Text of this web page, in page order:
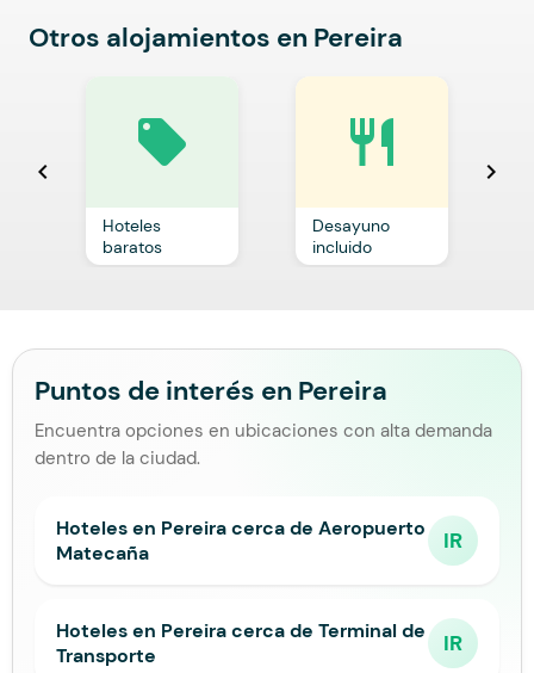
Otros alojamientos en Pereira
chevron_left
local_offer
Hoteles
baratos
restaurant
Desayuno
incluido
chevron_right
Puntos de interés en Pereira
Encuentra opciones en ubicaciones con alta demanda
dentro de la ciudad.
Hoteles en Pereira cerca de Aeropuerto
Matecaña
IR
Hoteles en Pereira cerca de Terminal de
Transporte
IR